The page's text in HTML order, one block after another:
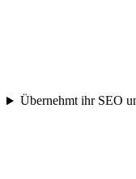
Übernehmt ihr SEO